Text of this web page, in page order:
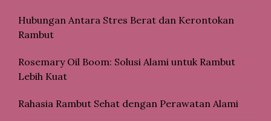
Hubungan Antara Stres Berat dan Kerontokan
Rambut
Rosemary Oil Boom: Solusi Alami untuk Rambut
Lebih Kuat
Rahasia Rambut Sehat dengan Perawatan Alami